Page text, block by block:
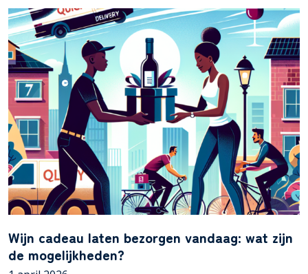
Wijn cadeau laten bezorgen vandaag: wat zijn
de mogelijkheden?